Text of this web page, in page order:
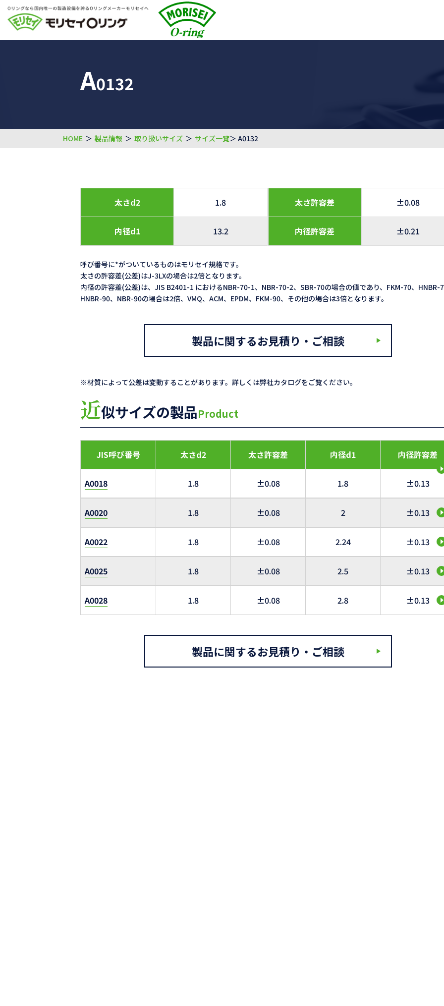
A0132
HOME ＞ 製品情報 ＞ 取り扱いサイズ ＞ サイズ一覧＞ A0132
太さd2 1.8
内径d1 13.2
太さ許容差 ±0.08
内径許容差 ±0.21
呼び番号に*がついているものはモリセイ規格です。
太さの許容差(公差)はJ-3LXの場合は2倍となります。
内径の許容差(公差)は、JIS B2401-1 におけるNBR-70-1、NBR-70-2、SBR-70の場合の値であり、FKM-70、HNBR-
HNBR-90、NBR-90の場合は2倍、VMQ、ACM、EPDM、FKM-90、その他の場合は3倍となります。
製品に関するお見積り・ご相談
※材質によって公差は変動することがあります。詳しくは弊社カタログをご覧ください。
近似サイズの製品Product
JIS呼び番号 太さd2 太さ許容差 内径d1 内径許容差
A0018 1.8 ±0.08 1.8 ±0.13
A0020 1.8 ±0.08 2 ±0.13
A0022 1.8 ±0.08 2.24 ±0.13
A0025 1.8 ±0.08 2.5 ±0.13
A0028 1.8 ±0.08 2.8 ±0.13
製品に関するお見積り・ご相談